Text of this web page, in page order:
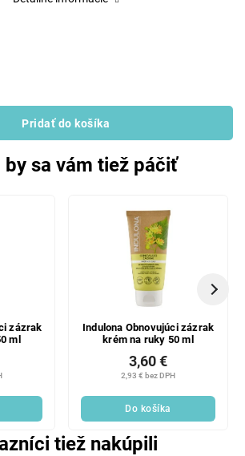
Pridať do košíka
by sa vám tiež páčiť
zázrak
ml
Indulona Obnovujúci zázrak
krém na ruky 50 ml
2,93 € bez DPH
3,60 €
Do košíka
tiež nakúpili